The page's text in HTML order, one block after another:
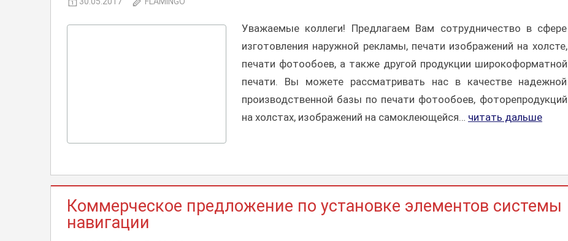
Уважаемые коллеги! Предлагаем Вам сотрудничество в сфере
изготовления наружной рекламы, печати изображений на холсте,
печати фотообоев, а также другой продукции широкоформатной
печати. Вы можете рассматривать нас в качестве надежной
производственной базы по печати фотообоев, фоторепродукций
на холстах, изображений на самоклеющейся… читать дальше
КОММЕРЧЕСКИЕ
ПРЕДЛОЖЕНИЯ,
СОТРУДНИЧЕСТВО
Коммерческое предложение по установке элементов системы
навигации